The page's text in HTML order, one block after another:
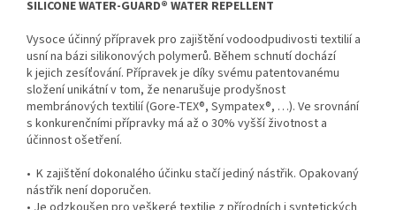
SILICONE WATER-GUARD® WATER REPELLENT
Vysoce účinný přípravek pro zajištění vodoodpudivosti textilií a
usní na bázi silikonových polymerů. Během schnutí dochází
k jejich zesíťování. Přípravek je díky svému patentovanému
složení unikátní v tom, že nenarušuje prodyšnost
membránových textilií (Gore-TEX®, Sympatex®, …). Ve srovnání
s konkurenčními přípravky má až o 30% vyšší životnost a
účinnost ošetření.
• K zajištění dokonalého účinku stačí jediný nástřik. Opakovaný
nástřik není doporučen.